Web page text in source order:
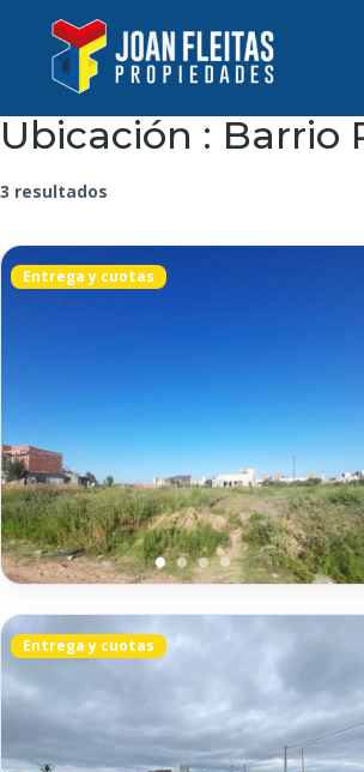
Ubicación : Barrio
3 resultados
Entrega y cuotas
Entrega y cuotas